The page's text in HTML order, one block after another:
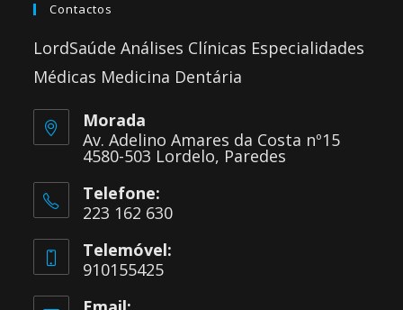
Contactos
LordSaúde Análises Clínicas Especialidades
Médicas Medicina Dentária
Morada
Av. Adelino Amares da Costa nº15
4580-503 Lordelo, Paredes
Telefone:
223 162 630
Telemóvel:
910155425